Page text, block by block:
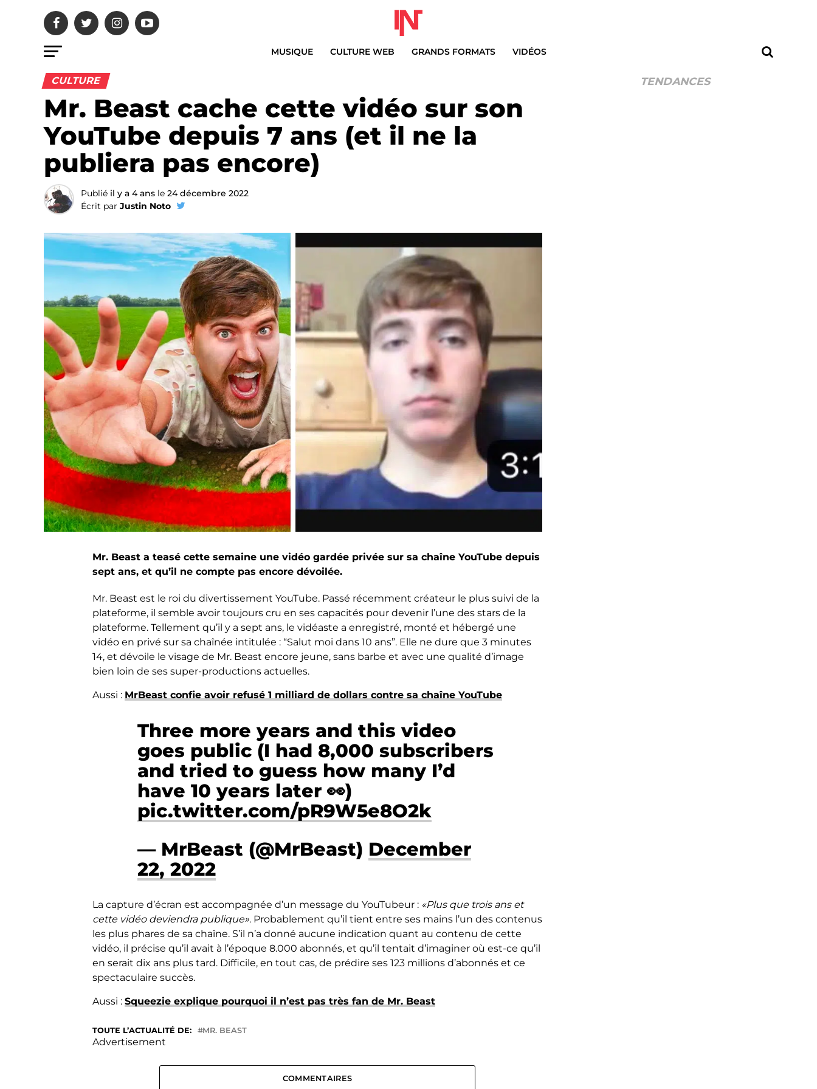
MUSIQUE CULTURE WEB GRANDS FORMATS VIDÉOS
CULTURE
Mr. Beast cache cette vidéo sur son
YouTube depuis 7 ans (et il ne la
publiera pas encore)
Publié il y a 4 ans le 24 décembre 2022
Écrit par Justin Noto
Mr. Beast a teasé cette semaine une vidéo gardée privée sur sa chaîne YouTube depuis
sept ans, et qu’il ne compte pas encore dévoilée.
Mr. Beast est le roi du divertissement YouTube. Passé récemment créateur le plus suivi de la
plateforme, il semble avoir toujours cru en ses capacités pour devenir l’une des stars de la
plateforme. Tellement qu’il y a sept ans, le vidéaste a enregistré, monté et hébergé une
vidéo en privé sur sa chaînée intitulée : “Salut moi dans 10 ans”. Elle ne dure que 3 minutes
14, et dévoile le visage de Mr. Beast encore jeune, sans barbe et avec une qualité d’image
bien loin de ses super-productions actuelles.
Aussi : MrBeast confie avoir refusé 1 milliard de dollars contre sa chaîne YouTube
Three more years and this video
goes public (I had 8,000 subscribers
and tried to guess how many I’d
have 10 years later 👀)
pic.twitter.com/pR9W5e8O2k
— MrBeast (@MrBeast) December
22, 2022
La capture d’écran est accompagnée d’un message du YouTubeur : «Plus que trois ans et
cette vidéo deviendra publique». Probablement qu’il tient entre ses mains l’un des contenus
les plus phares de sa chaîne. S’il n’a donné aucune indication quant au contenu de cette
vidéo, il précise qu’il avait à l’époque 8.000 abonnés, et qu’il tentait d’imaginer où est-ce qu’il
en serait dix ans plus tard. Difficile, en tout cas, de prédire ses 123 millions d’abonnés et ce
spectaculaire succès.
Aussi : Squeezie explique pourquoi il n’est pas très fan de Mr. Beast
TOUTE L’ACTUALITÉ DE: MR. BEAST
Advertisement
COMMENTAIRES
TENDANCES